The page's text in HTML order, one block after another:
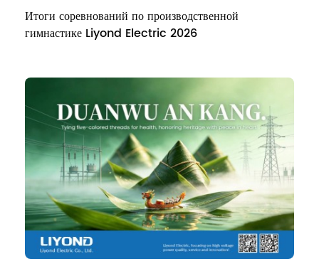
Итоги соревнований по производственной
гимнастике Liyond Electric 2026